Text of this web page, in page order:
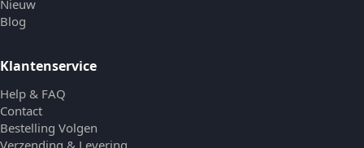
Nieuw
Blog
Klantenservice
Help & FAQ
Contact
Bestelling Volgen